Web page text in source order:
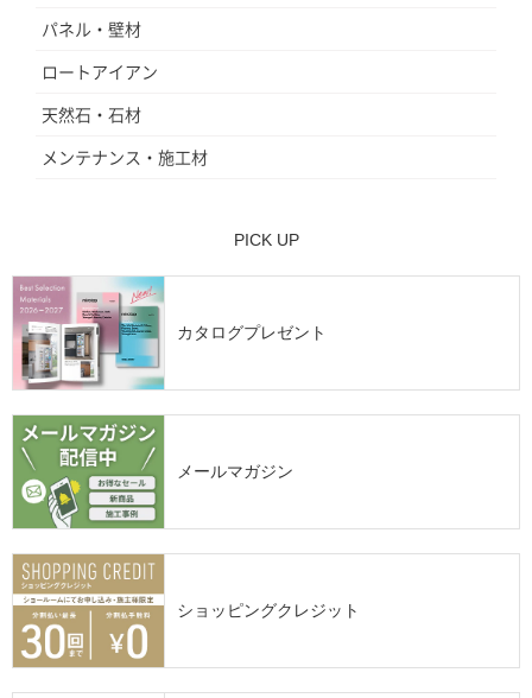
パネル・壁材
ロートアイアン
天然石・石材
メンテナンス・施工材
PICK UP
カタログプレゼント
メールマガジン
ショッピングクレジット